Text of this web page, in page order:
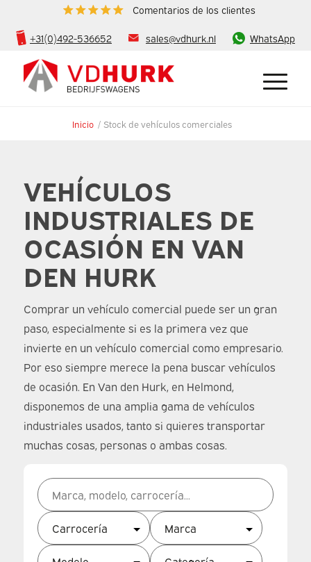
Comentarios de los clientes
+31(0)492-536652 sales@vdhurk.nl WhatsApp
Inicio / Stock de vehículos comerciales
VEHÍCULOS
INDUSTRIALES DE
OCASIÓN EN VAN
DEN HURK
Comprar un vehículo comercial puede ser un gran
paso, especialmente si es la primera vez que
invierte en un vehículo comercial como empresario.
Por eso siempre merece la pena buscar vehículos
de ocasión. En Van den Hurk, en Helmond,
disponemos de una amplia gama de vehículos
industriales usados, tanto si quieres transportar
muchas cosas, personas o ambas cosas.